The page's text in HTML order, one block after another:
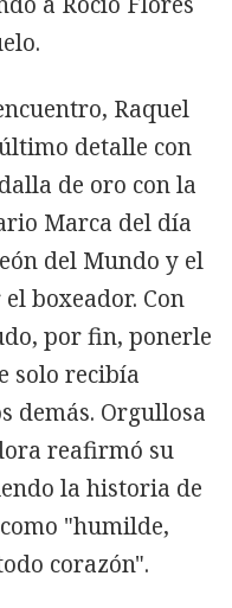
Raquel
detalle con
de oro con la
Marca del día
del Mundo y el
boxeador. Con
por fin, ponerle
solo recibía
demás. Orgullosa
reafirmó su
la historia de
"humilde,
corazón".